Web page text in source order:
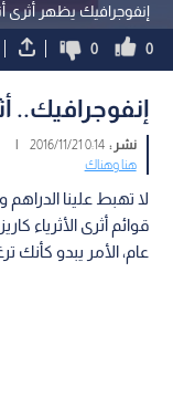
إنفوجرافيك يظهر أثرى
0
0
إنفوجرافيك..
نشر :0:14 2016/11/21
|
هنا وهناك
لا تهبط علينا الدراهم
قوائم أثرى الأثرياء
عام، الأمر يبدو كأنك